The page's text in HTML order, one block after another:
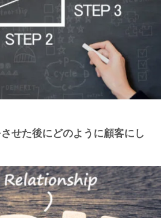
せた後にどのように顧客にし